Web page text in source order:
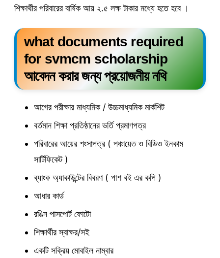
শিক্ষার্থীর পরিবারের বার্ষিক আয় ২.৫ লক্ষ টাকার মধ্যে হতে হবে ।
what documents required
for svmcm scholarship
আবেদন করার জন্য প্রয়োজনীয় নথি
আগের পরীক্ষার মাধ্যমিক / উচ্চমাধ্যমিক মার্কশিট
বর্তমান শিক্ষা প্রতিষ্ঠানের ভর্তি প্রমাণপত্র
পরিবারের আয়ের শংসাপত্র ( পঞ্চায়েত ও বিডিও ইনকাম
সার্টিফিকেট )
ব্যাংক অ্যাকাউন্টের বিবরণ ( পাশ বই এর কপি )
আধার কার্ড
রঙিন পাসপোর্ট ফোটো
শিক্ষার্থীর স্বাক্ষর/সই
একটি সক্রিয় মোবাইল নাম্বার